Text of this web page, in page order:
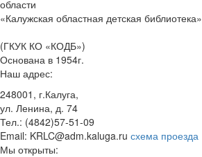
области
«Калужская областная детская библиотека»
(ГКУК КО «КОДБ»)
Основана в 1954г.
Наш адрес:
248001, г.Калуга,
ул. Ленина, д. 74
Тел.: (4842)57-51-09
Email: KRLC@adm.kaluga.ru схема проезда
Мы открыты: